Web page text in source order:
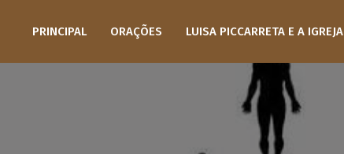
PRINCIPAL ORAÇÕES LUISA PICCARRETA E A IGREJA